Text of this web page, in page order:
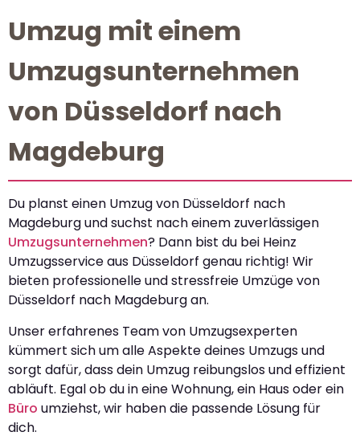
Umzug mit einem
Umzugsunternehmen
von Düsseldorf nach
Magdeburg
Du planst einen Umzug von Düsseldorf nach
Magdeburg und suchst nach einem zuverlässigen
Umzugsunternehmen? Dann bist du bei Heinz
Umzugsservice aus Düsseldorf genau richtig! Wir
bieten professionelle und stressfreie Umzüge von
Düsseldorf nach Magdeburg an.
Unser erfahrenes Team von Umzugsexperten
kümmert sich um alle Aspekte deines Umzugs und
sorgt dafür, dass dein Umzug reibungslos und effizient
abläuft. Egal ob du in eine Wohnung, ein Haus oder ein
Büro umziehst, wir haben die passende Lösung für
dich.